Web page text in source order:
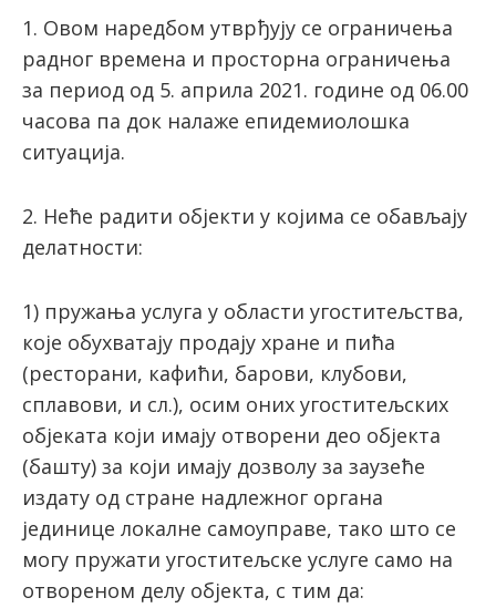
1. Овом наредбом утврђују се ограничења
радног времена и просторна ограничења
за период од 5. априла 2021. године од 06.00
часова па док налаже епидемиолошка
ситуација.
2. Неће радити објекти у којима се обављају
делатности:
1) пружања услугa у области угоститељства,
које обухватају продају хране и пића
(ресторани, кафићи, барови, клубови,
сплавови, и сл.), oсим оних угоститељских
објеката који имају отворени део објекта
(башту) за који имају дозволу за заузеће
издату од стране надлежног органа
јединице локалне самоуправе, тако што се
могу пружати угоститељске услуге само на
отвореном делу објекта, с тим да: